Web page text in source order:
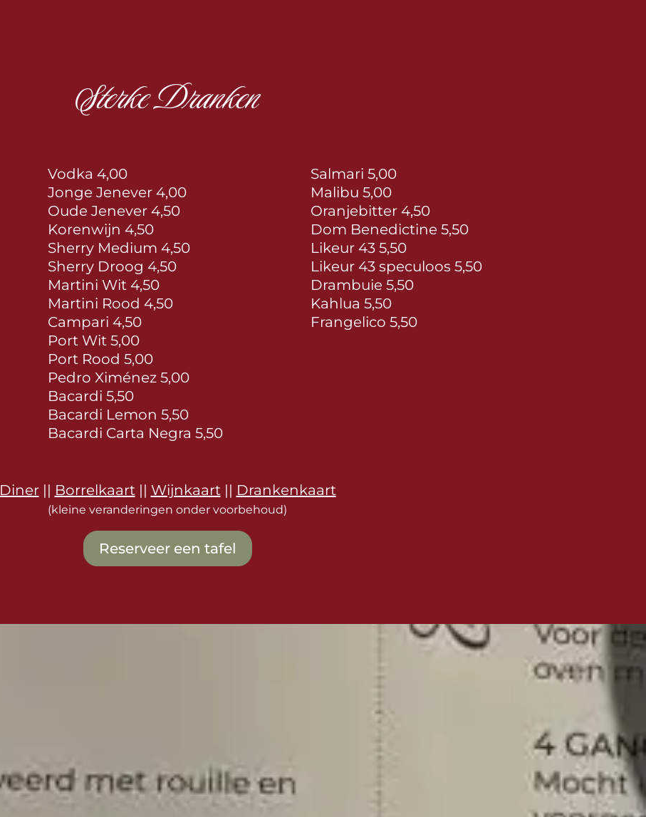
Sterke Dranken
Vodka 4,00
Jonge Jenever 4,00
Oude Jenever 4,50
Korenwijn 4,50
Sherry Medium 4,50
Sherry Droog 4,50
Martini Wit 4,50
Martini Rood 4,50
Campari 4,50
Port Wit 5,00
Port Rood 5,00
Pedro Ximénez 5,00
Bacardi 5,50
Bacardi Lemon 5,50
Bacardi Carta Negra 5,50
Salmari 5,00
Malibu 5,00
Oranjebitter 4,50
Dom Benedictine 5,50
Likeur 43 5,50
Likeur 43 speculoos 5,50
Drambuie 5,50
Kahlua 5,50
Frangelico 5,50
Diner|| Borrelkaart|| Wijnkaart|| Drankenkaart
(kleine veranderingen onder voorbehoud)
Reserveer een tafel